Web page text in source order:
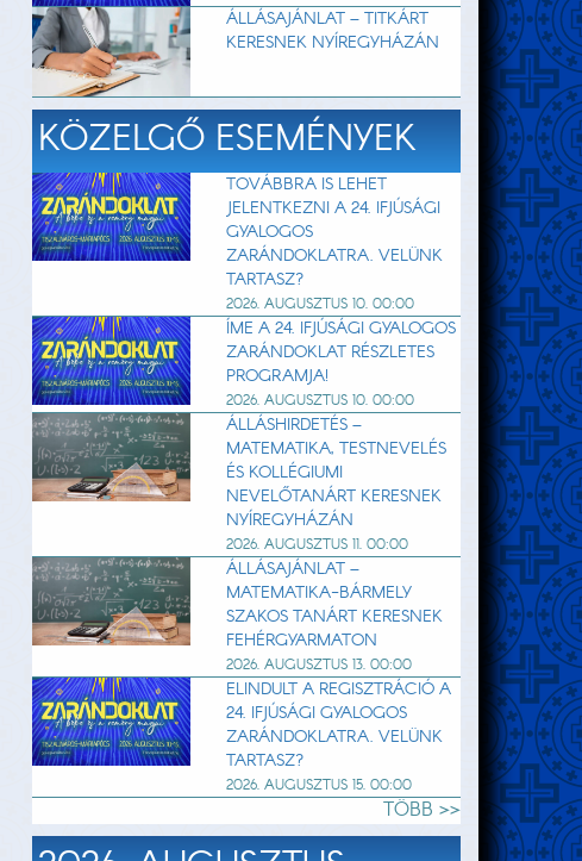
ÁLLÁSAJÁNLAT – TITKÁRT
KERESNEK NYÍREGYHÁZÁN
KÖZELGŐ ESEMÉNYEK
TOVÁBBRA IS LEHET
JELENTKEZNI A 24. IFJÚSÁGI
GYALOGOS
ZARÁNDOKLATRA. VELÜNK
TARTASZ?
2026. AUGUSZTUS 10. 00:00
ÍME A 24. IFJÚSÁGI GYALOGOS
ZARÁNDOKLAT RÉSZLETES
PROGRAMJA!
2026. AUGUSZTUS 10. 00:00
ÁLLÁSHIRDETÉS –
MATEMATIKA, TESTNEVELÉS
ÉS KOLLÉGIUMI
NEVELŐTANÁRT KERESNEK
NYÍREGYHÁZÁN
2026. AUGUSZTUS 11. 00:00
ÁLLÁSAJÁNLAT –
MATEMATIKA-BÁRMELY
SZAKOS TANÁRT KERESNEK
FEHÉRGYARMATON
2026. AUGUSZTUS 13. 00:00
ELINDULT A REGISZTRÁCIÓ A
24. IFJÚSÁGI GYALOGOS
ZARÁNDOKLATRA. VELÜNK
TARTASZ?
2026. AUGUSZTUS 15. 00:00
TÖBB >>